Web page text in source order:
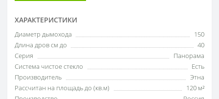
ХАРАКТЕРИСТИКИ
Диаметр дымохода
150
Длина дров см до
40
Серия
Панорама
Система чистое стекло
Есть
Производитель
Этна
Рассчитан на площадь до (кв.м)
120 м²